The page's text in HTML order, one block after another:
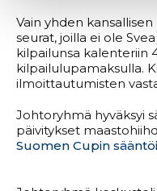
Vain yhden
seurat, joilla ei ole
kilpailunsa kalenteriin
kilpailulupamaksulla.
ilmoittautumisten
Johtoryhmä hyväksyi
päivitykset
Suomen Cupin